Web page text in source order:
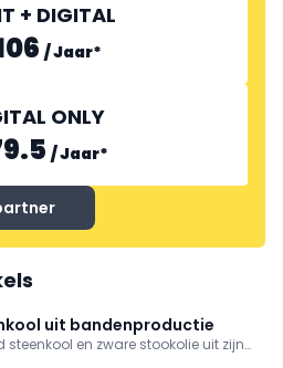
+ DIGITAL
/Jaar*
ONLY
/Jaar*
uit bandenproductie
en zware stookolie uit zijn